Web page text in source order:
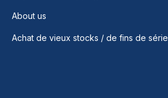
About us
Achat de vieux stocks / de fins de série